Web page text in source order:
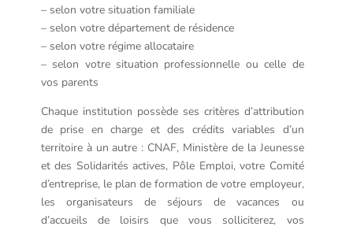
– selon votre situation familiale
– selon votre département de résidence
– selon votre régime allocataire
– selon votre situation professionnelle ou celle de
vos parents
Chaque institution possède ses critères d’attribution
de prise en charge et des crédits variables d’un
territoire à un autre : CNAF, Ministère de la Jeunesse
et des Solidarités actives, Pôle Emploi, votre Comité
d’entreprise, le plan de formation de votre employeur,
les organisateurs de séjours de vacances ou
d’accueils de loisirs que vous solliciterez, vos